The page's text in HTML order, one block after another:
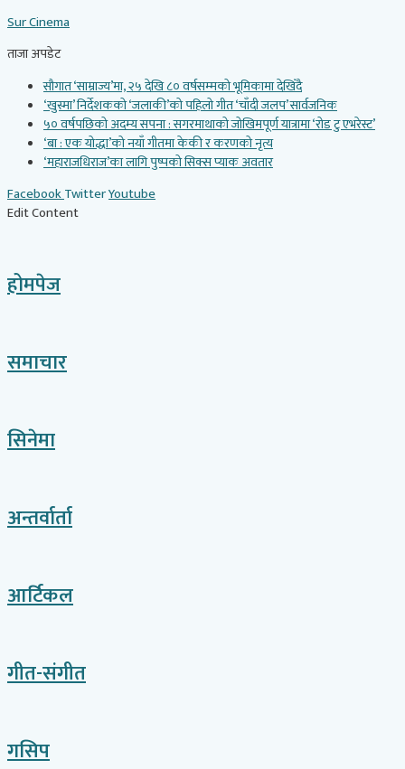
to
content
Sur Cinema
ताजा अपडेट
सौगात ‘साम्राज्य’मा, २५ देखि ८० वर्षसम्मको भूमिकामा देखिँदै
‘खुस्मा’ निर्देशकको ‘जलाकी’को पहिलो गीत ‘चाँदी जलप’ सार्वजनिक
५० वर्षपछिको अदम्य सपना : सगरमाथाको जोखिमपूर्ण यात्रामा ‘रोड टु एभरेस्ट’
‘बा : एक योद्धा’को नयाँ गीतमा केकी र करणको नृत्य
‘महाराजधिराज’का लागि पुष्पको सिक्स प्याक अवतार
FacebookTwitterYoutube
Edit Content
होमपेज
समाचार
सिनेमा
अन्तर्वार्ता
आर्टिकल
गीत-संगीत
गसिप